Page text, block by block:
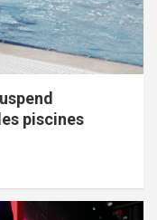
piscines